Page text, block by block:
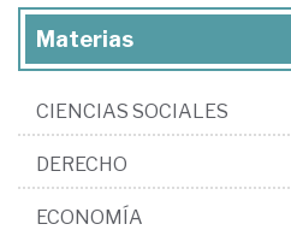
Materias
CIENCIAS SOCIALES
DERECHO
ECONOMÍA